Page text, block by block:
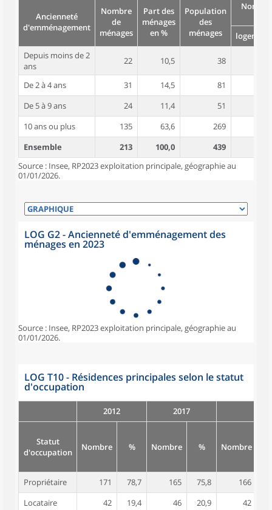
Ancienneté
d'emménagement
Nombre
de
ménages
Part des
ménages
en %
Population
des
ménages
logement
Depuis moins de 2
ans
22 10,5 38
De 2 à 4 ans 31 14,5 81
De 5 à 9 ans
24 11,4 51
10 ans ou plus
135 63,6 269
Ensemble
213 100,0 439
Source : Insee, RP2023 exploitation principale, géographie au
01/01/2026.
LOG G2 - Ancienneté d'emménagement des
ménages en 2023
Source : Insee, RP2023 exploitation principale, géographie au
01/01/2026.
LOG T10 - Résidences principales selon le statut
d'occupation
2012 2017
Statut
d'occupation
Nombre % Nombre % Nombre
Propriétaire 171 78,7 165 75,8 166
Locataire
42 19,4 46 20,9 42